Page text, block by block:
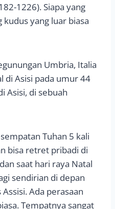
1226). Siapa yang
yang luar biasa
Umbria, Italia
di Asisi pada umur 44
Asisi, di sebuah
Tuhan 5 kali
bisa retret pribadi di
saat hari raya Natal
sendirian di depan
Ada perasaan
Tempatnya sangat